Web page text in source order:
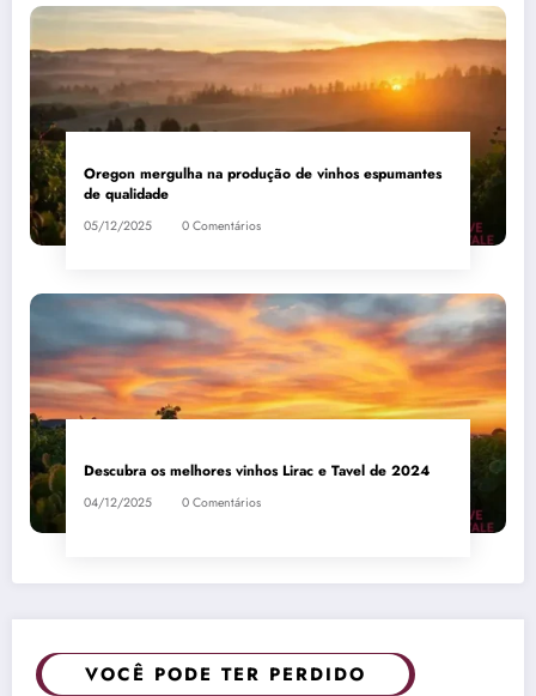
Oregon mergulha na produção de vinhos espumantes
de qualidade
05/12/2025 0 Comentários
Descubra os melhores vinhos Lirac e Tavel de 2024
04/12/2025 0 Comentários
VOCÊ PODE TER PERDIDO